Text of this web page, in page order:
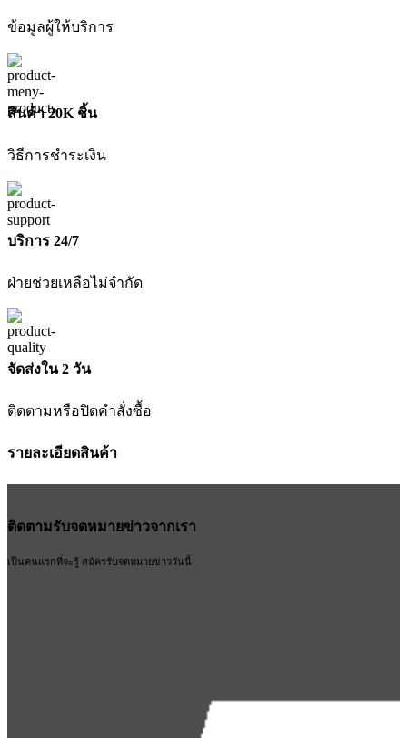
ข้อมูลผู้ให้บริการ
สินค้า 20K ชิ้น
วิธีการชำระเงิน
บริการ 24/7
ฝ่ายช่วยเหลือไม่จำกัด
จัดส่งใน 2 วัน
ติดตามหรือปิดคำสั่งซื้อ
รายละเอียดสินค้า
ติดตามรับจดหมายข่าวจากเรา
เป็นคนแรกที่จะรู้ สมัครรับจดหมายข่าววันนี้